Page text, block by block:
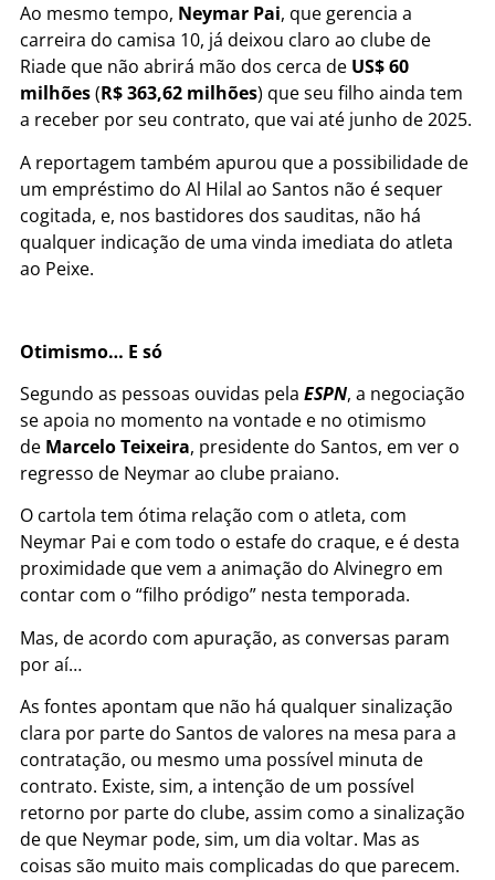
Ao mesmo tempo, Neymar Pai, que gerencia a
carreira do camisa 10, já deixou claro ao clube de
Riade que não abrirá mão dos cerca de US$ 60
milhões(R$ 363,62 milhões) que seu filho ainda tem
a receber por seu contrato, que vai até junho de 2025.
A reportagem também apurou que a possibilidade de
um empréstimo do Al Hilal ao Santos não é sequer
cogitada, e, nos bastidores dos sauditas, não há
qualquer indicação de uma vinda imediata do atleta
ao Peixe.
Otimismo… E só
Segundo as pessoas ouvidas pela ESPN, a negociação
se apoia no momento na vontade e no otimismo
de Marcelo Teixeira, presidente do Santos, em ver o
regresso de Neymar ao clube praiano.
O cartola tem ótima relação com o atleta, com
Neymar Pai e com todo o estafe do craque, e é desta
proximidade que vem a animação do Alvinegro em
contar com o “filho pródigo” nesta temporada.
Mas, de acordo com apuração, as conversas param
por aí…
As fontes apontam que não há qualquer sinalização
clara por parte do Santos de valores na mesa para a
contratação, ou mesmo uma possível minuta de
contrato. Existe, sim, a intenção de um possível
retorno por parte do clube, assim como a sinalização
de que Neymar pode, sim, um dia voltar. Mas as
coisas são muito mais complicadas do que parecem.